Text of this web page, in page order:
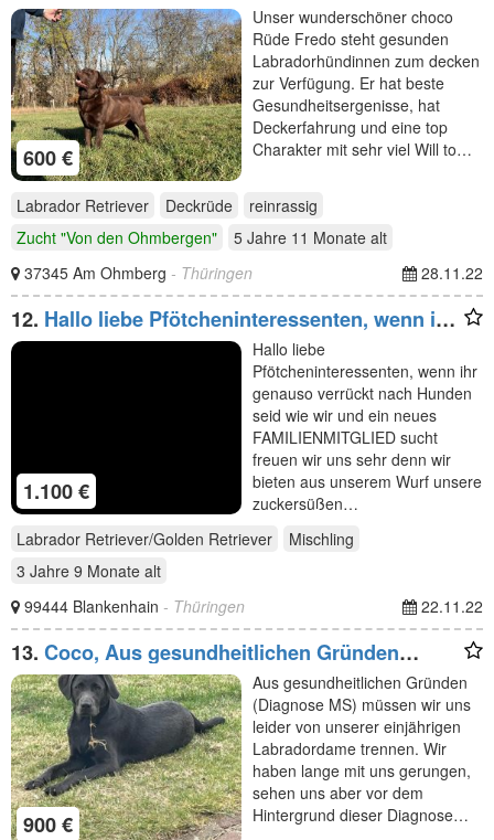
600 €
Unser wunderschöner choco
Rüde Fredo steht gesunden
Labradorhündinnen zum decken
zur Verfügung. Er hat beste
Gesundheitsergenisse, hat
Deckerfahrung und eine top
Charakter mit sehr viel Will to…
Labrador Retriever Deckrüde
reinrassig
Zucht "Von den Ohmbergen"
5 Jahre 11 Monate alt
37345 Am Ohmberg - Thüringen 28.11.22
12. Hallo liebe Pfötcheninteressenten, wenn ihr
genauso
1.100 €
Hallo liebe
Pfötcheninteressenten, wenn ihr
genauso verrückt nach Hunden
seid wie wir und ein neues
FAMILIENMITGLIED sucht
freuen wir uns sehr denn wir
bieten aus unserem Wurf unsere
zuckersüßen…
Labrador Retriever/Golden Retriever
Mischling
3 Jahre 9 Monate alt
99444 Blankenhain - Thüringen 22.11.22
13. Coco, Aus gesundheitlichen Gründen
(Diagnose MS) müssen
900 €
Aus gesundheitlichen Gründen
(Diagnose MS) müssen wir uns
leider von unserer einjährigen
Labradordame trennen. Wir
haben lange mit uns gerungen,
sehen uns aber vor dem
Hintergrund dieser Diagnose…